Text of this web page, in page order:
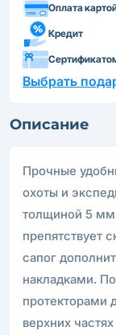
Оплата
Кредит
Выбрать
Описание
Прочные
охоты и
толщиной 5 мм
препятствует
сапог
накладками.
протекторами
верхних